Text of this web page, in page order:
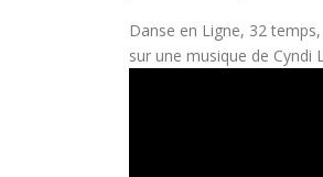
Danse en Ligne, 32
sur une musique de Cyndi